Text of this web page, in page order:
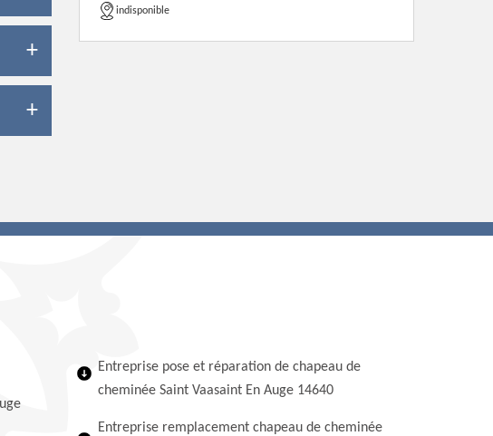
indisponible
Entreprise pose et réparation de chapeau de
cheminée Saint Vaasaint En Auge 14640
Entreprise remplacement chapeau de cheminée